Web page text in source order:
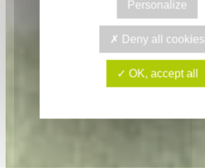
Personalize
Deny all cookies
OK, accept all